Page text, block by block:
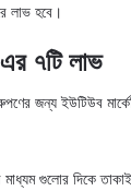
লাভ হবে।
এর ৭টি লাভ
জন্য ইউটিউব
মাধ্যম গুলোর দিকে